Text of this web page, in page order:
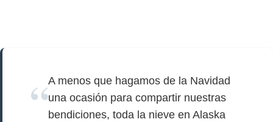
A menos que hagamos de la Navidad
una ocasión para compartir nuestras
bendiciones, toda la nieve en Alaska